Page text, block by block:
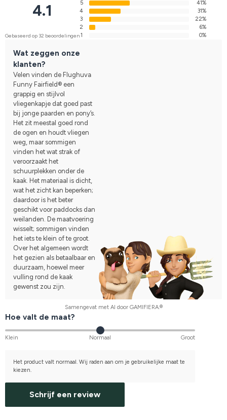
4.1
Gebaseerd op 32 beoordelingen
5
41%
4
31%
3
22%
2
6%
1
0%
Wat zeggen onze
klanten?
Velen vinden de Flughuva
Funny Fairfield® een
grappig en stijlvol
vliegenkapje dat goed past
bij jonge paarden en pony’s.
Het zit meestal goed rond
de ogen en houdt vliegen
weg, maar sommigen
vinden het wat strak of
veroorzaakt het
schuurplekken onder de
kaak. Het materiaal is dicht,
wat het zicht kan beperken;
daardoor is het beter
geschikt voor paddocks dan
weilanden. De maatvoering
wisselt; sommigen vinden
het iets te klein of te groot.
Over het algemeen wordt
het gezien als betaalbaar en
duurzaam, hoewel meer
vulling rond de kaak
gewenst zou zijn.
Samengevat met AI door GAMIFIERA.®
Hoe valt de maat?
Klein Normaal Groot
Het product valt normaal. Wij raden aan om je gebruikelijke maat te
kiezen.
Schrijf een review